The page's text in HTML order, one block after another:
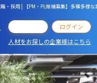
・採用 | 【PM・PL候補募集】多種多様
ログイン
人材をお探しの企業様はこちら